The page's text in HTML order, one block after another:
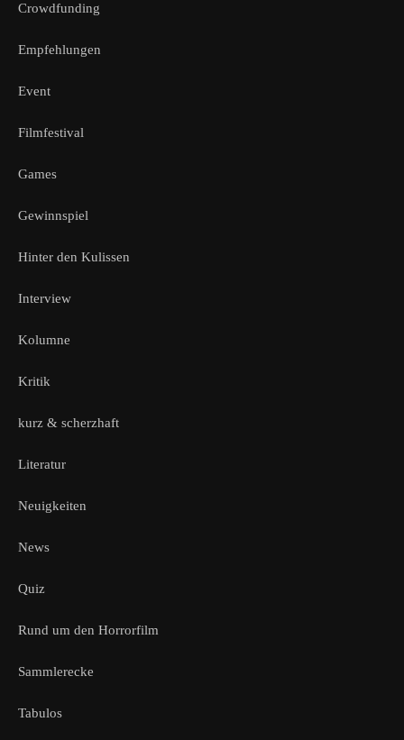
Crowdfunding
Empfehlungen
Event
Filmfestival
Games
Gewinnspiel
Hinter den Kulissen
Interview
Kolumne
Kritik
kurz & scherzhaft
Literatur
Neuigkeiten
News
Quiz
Rund um den Horrorfilm
Sammlerecke
Tabulos